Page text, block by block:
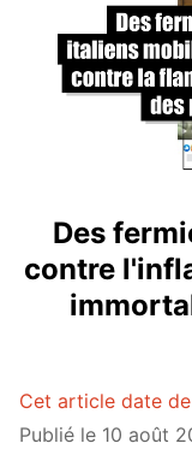
Des
contre
Cet article date
Publié le 10 août